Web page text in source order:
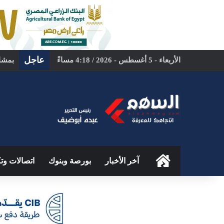
الأربعاء - 5 أغسطس - 2026 / 4:18 مساءً عاجل
الرئيسيةآخر الأخبار بورصة وبنوك اتصالات